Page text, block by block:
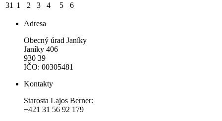
31 1 2 3 4 5 6
Adresa
Obecný úrad Janíky
Janíky 406
930 39
IČO: 00305481
Kontakty
Starosta Lajos Berner:
+421 31 56 92 179